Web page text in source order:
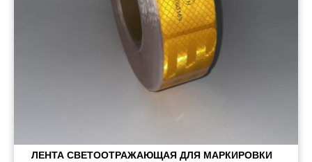
ЛЕНТА СВЕТООТРАЖАЮЩАЯ ДЛЯ МАРКИРОВКИ